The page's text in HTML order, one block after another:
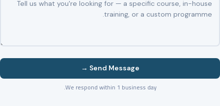
Send Message →
We respond within 1 business day.